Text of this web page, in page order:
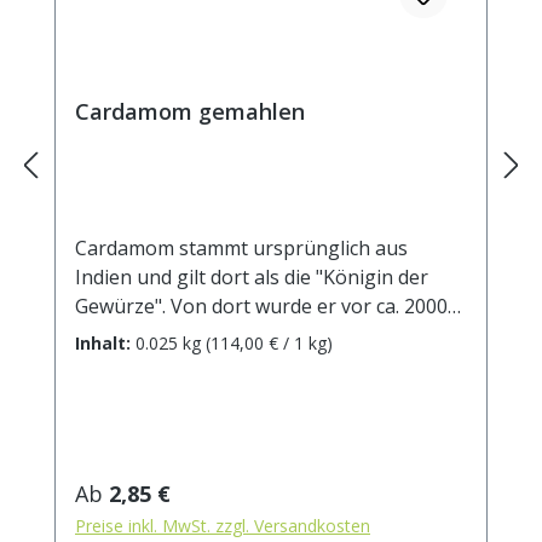
Cardamom gemahlen
Cardamom stammt ursprünglich aus
Indien und gilt dort als die "Königin der
Gewürze". Von dort wurde er vor ca. 2000
Jahren nach Europa gebracht. Noch heute
Traditionell verbinden wir das Aroma von
Cardamom mit der Weihnachtsbäckerei.
Inhalt: 0.025 kg (114,00 € / 1 kg)
Regulärer Preis:
Ab 2,85 €
Preise inkl. MwSt. zzgl. Versandkosten